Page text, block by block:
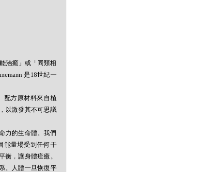
治癒」或「同類相
是18世紀一
配方原材料來自植
以激發其不可思議
力的生命體。我們
能量場受到任何干
，讓身體痊癒。
。人體一旦恢復平